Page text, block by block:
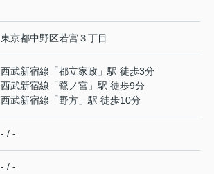
東京都中野区若宮３丁目
西武新宿線 「都立家政 」駅 徒歩3分
西武新宿線 「鷺ノ宮 」駅 徒歩9分
西武新宿線 「野方 」駅 徒歩10分
- / -
- / -